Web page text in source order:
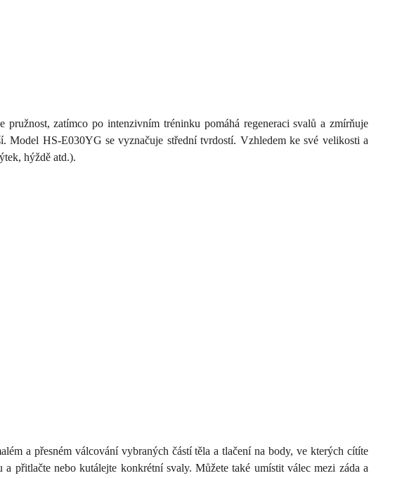
zatímco po intenzivním tréninku pomáhá regeneraci svalů a zmírňuje
Model HS-E030YG se vyznačuje střední tvrdostí. Vzhledem ke své velikosti a
hýždě atd.).
a přesném válcování vybraných částí těla a tlačení na body, ve kterých cítíte
přitlačte nebo kutálejte konkrétní svaly. Můžete také umístit válec mezi záda a